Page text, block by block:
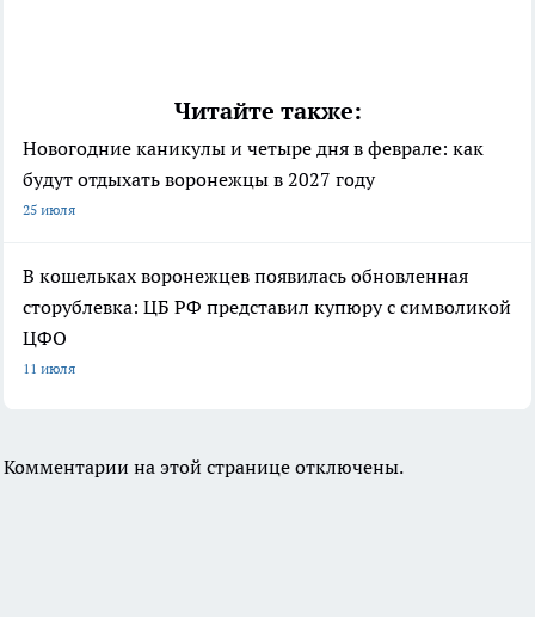
Читайте также:
Новогодние каникулы и четыре дня в феврале: как
будут отдыхать воронежцы в 2027 году
25 июля
В кошельках воронежцев появилась обновленная
сторублевка: ЦБ РФ представил купюру с символикой
ЦФО
11 июля
Комментарии на этой странице отключены.